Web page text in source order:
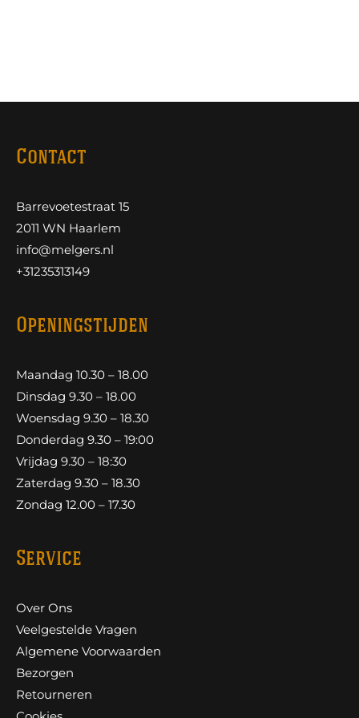
Contact
Barrevoetestraat 15
2011 WN Haarlem
info@melgers.nl
+31235313149
Openingstijden
Maandag 10.30 – 18.00
Dinsdag 9.30 – 18.00
Woensdag 9.30 – 18.30
Donderdag 9.30 – 19:00
Vrijdag 9.30 – 18:30
Zaterdag 9.30 – 18.30
Zondag 12.00 – 17.30
Service
Over Ons
Veelgestelde Vragen
Algemene Voorwaarden
Bezorgen
Retourneren